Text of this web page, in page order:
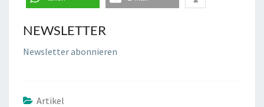
P
NEWSLETTER
Newsletter abonnieren
Artikel